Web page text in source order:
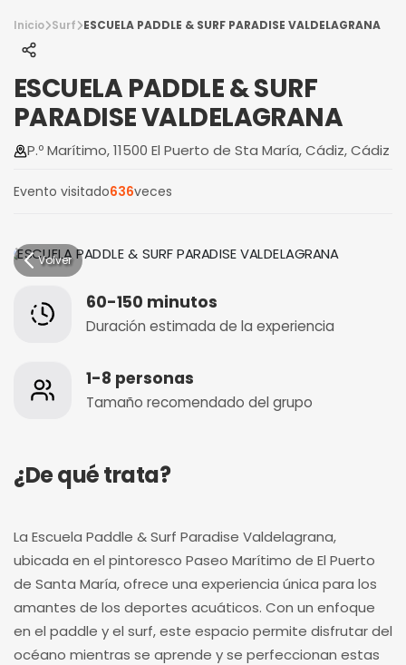
Inicio Surf ESCUELA PADDLE & SURF PARADISE VALDELAGRANA
ESCUELA PADDLE & SURF
PARADISE VALDELAGRANA
P.º Marítimo, 11500 El Puerto de Sta María, Cádiz, Cádiz
Evento visitado636veces
Volver
60-150 minutos
Duración estimada de la experiencia
1-8 personas
Tamaño recomendado del grupo
¿De qué trata?
La Escuela Paddle & Surf Paradise Valdelagrana,
ubicada en el pintoresco Paseo Marítimo de El Puerto
de Santa María, ofrece una experiencia única para los
amantes de los deportes acuáticos. Con un enfoque
en el paddle y el surf, este espacio permite disfrutar del
océano mientras se aprende y se perfeccionan estas